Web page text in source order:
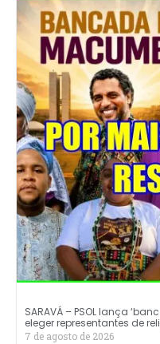
SARAVÁ – PSOL lança
eleger representantes de
7 de agosto de 2026